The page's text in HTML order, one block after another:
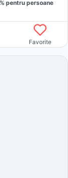
% pentru persoane
Favorite